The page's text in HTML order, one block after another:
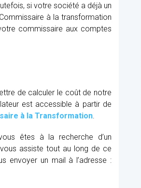
si votre société a déjà un
à la transformation
commissaire aux comptes
de calculer le coût de notre
est accessible à partir de
à la Transformation.
êtes à la recherche d’un
assiste tout au long de ce
envoyer un mail à l’adresse :